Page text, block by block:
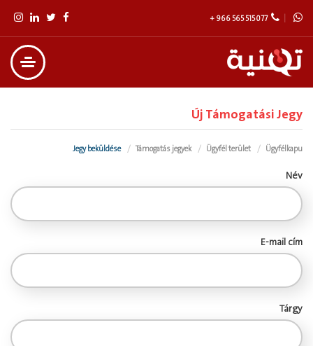
+ 966 565 515 077
Új Támogatási Jegy
Ügyfélkapu
Ügyfél terület
Támogatás jegyek
Jegy beküldése
Név
E-mail cím
Tárgy